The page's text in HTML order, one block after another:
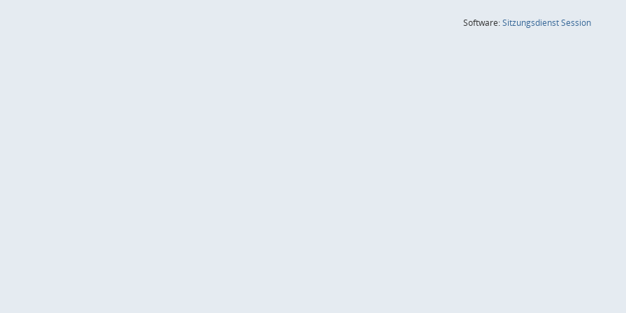
Software:SitzungsdienstSession(Wird in